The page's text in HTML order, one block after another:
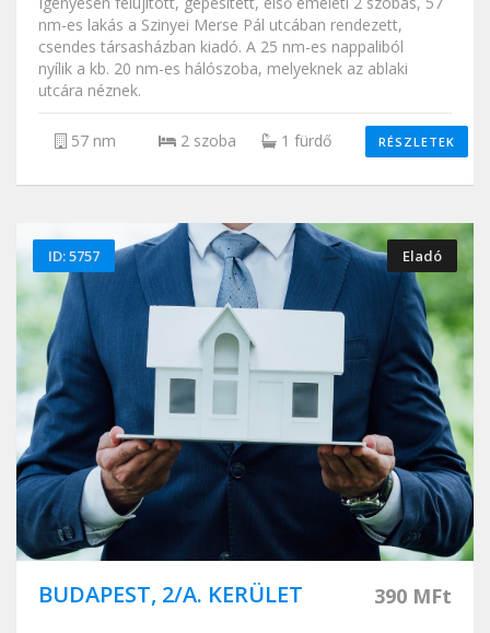
nm-es lakás a Szinyei Merse Pál utcában rendezett,
csendes társasházban kiadó. A 25 nm-es nappaliból
nyílik a kb. 20 nm-es hálószoba, melyeknek az ablaki
utcára néznek.
57 nm 2 szoba 1 fürdő RÉSZLETEK
ID: 5757 Eladó
BUDAPEST, 2/A. KERÜLET 390 MFt